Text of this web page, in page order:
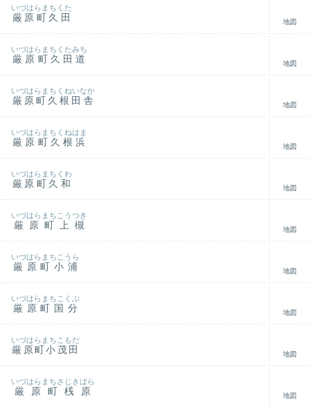
厳原町久田
いづはらまちくた
地図
厳原町久田道
いづはらまちくたみち
地図
厳原町久根田舎
いづはらまちくねいなか
地図
厳原町久根浜
いづはらまちくねはま
地図
厳原町久和
いづはらまちくわ
地図
厳原町上槻
いづはらまちこうつき
地図
厳原町小浦
いづはらまちこうら
地図
厳原町国分
いづはらまちこくぶ
地図
厳原町小茂田
いづはらまちこもだ
地図
厳原町桟原
いづはらまちさじきばら
地図